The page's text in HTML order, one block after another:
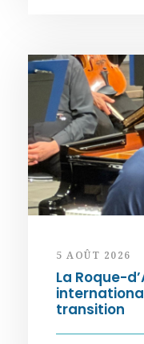
5 AOÛT 2026
La Roque-
transition